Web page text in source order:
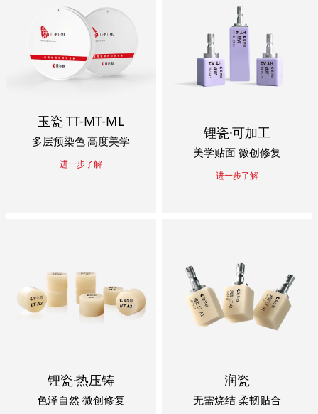
玉瓷 TT-MT-ML
多层预染色 高度美学
进一步了解
锂瓷·可加工
美学贴面 微创修复
进一步了解
锂瓷·热压铸
色泽自然 微创修复
润瓷
无需烧结 柔韧贴合